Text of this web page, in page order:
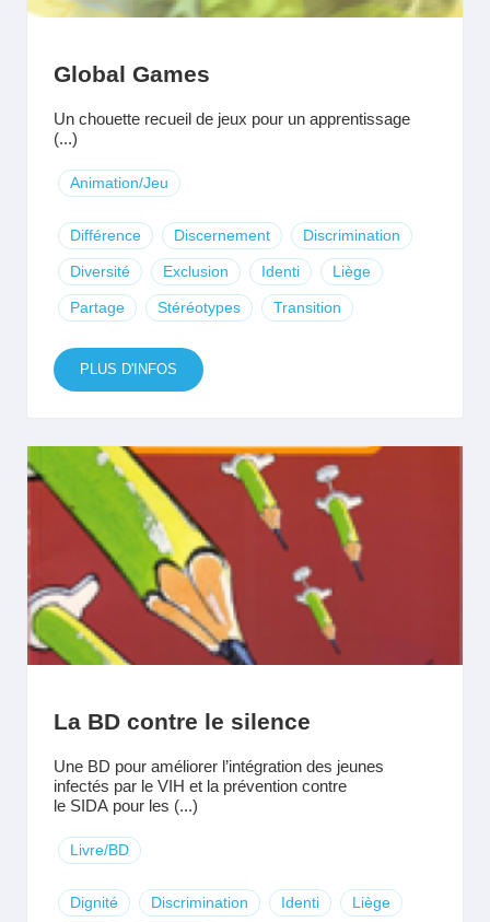
Global Games
Un chouette recueil de jeux pour un apprentissage
(...)
Animation/Jeu
Différence Discernement Discrimination
Diversité Exclusion Identi Liège
Partage Stéréotypes Transition
PLUS D'INFOS
La BD contre le silence
Une BD pour améliorer l’intégration des jeunes
infectés par le VIH et la prévention contre
le SIDA pour les (...)
Livre/BD
Dignité Discrimination Identi Liège